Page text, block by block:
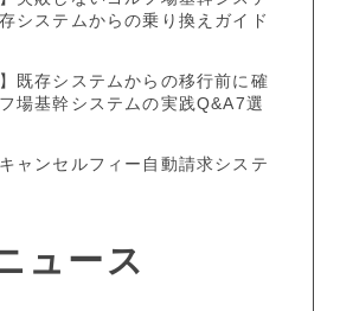
システムからの乗り換えガイド
既存システムからの移行前に確
場基幹システムの実践Q&A7選
ャンセルフィー自動請求システ
ュース